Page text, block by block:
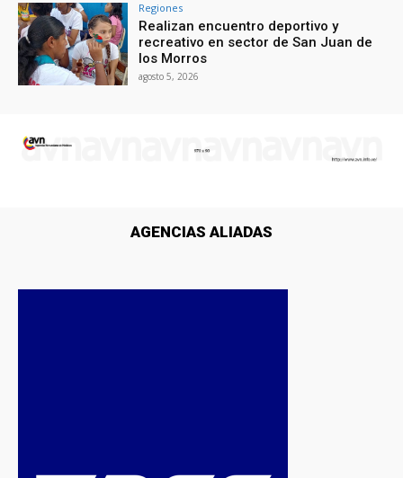
Regiones
Realizan encuentro deportivo y
recreativo en sector de San Juan de
los Morros
agosto 5, 2026
AGENCIAS ALIADAS